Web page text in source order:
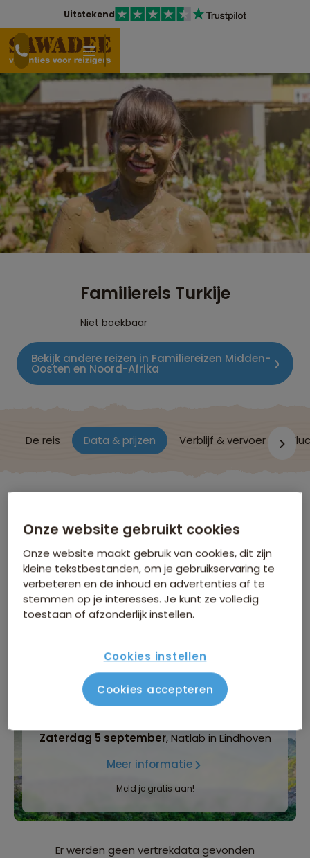
Uitstekend
Familiereis Turkije
Niet boekbaar
Bekijk andere reizen in Familiereizen Midden-
Oosten en Noord-Afrika
De reis Data & prijzen Verblijf & vervoer
Turkije
Data & Prijzen
Klik op de links voor meer informatie over:
Inbegrepen in de reissom
Bijkomende kosten
INFORMATIEDAG
Zaterdag 5 september, Natlab in Eindhoven
Meer informatie
Meld je gratis aan!
Er werden geen vertrekdata gevonden
Onze website gebruikt cookies
Onze website maakt gebruik van cookies, dit zijn
kleine tekstbestanden, om je gebruikservaring te
verbeteren en de inhoud en advertenties af te
stemmen op je interesses. Je kunt ze volledig
toestaan of afzonderlijk instellen.
Cookies instellen
Cookies accepteren